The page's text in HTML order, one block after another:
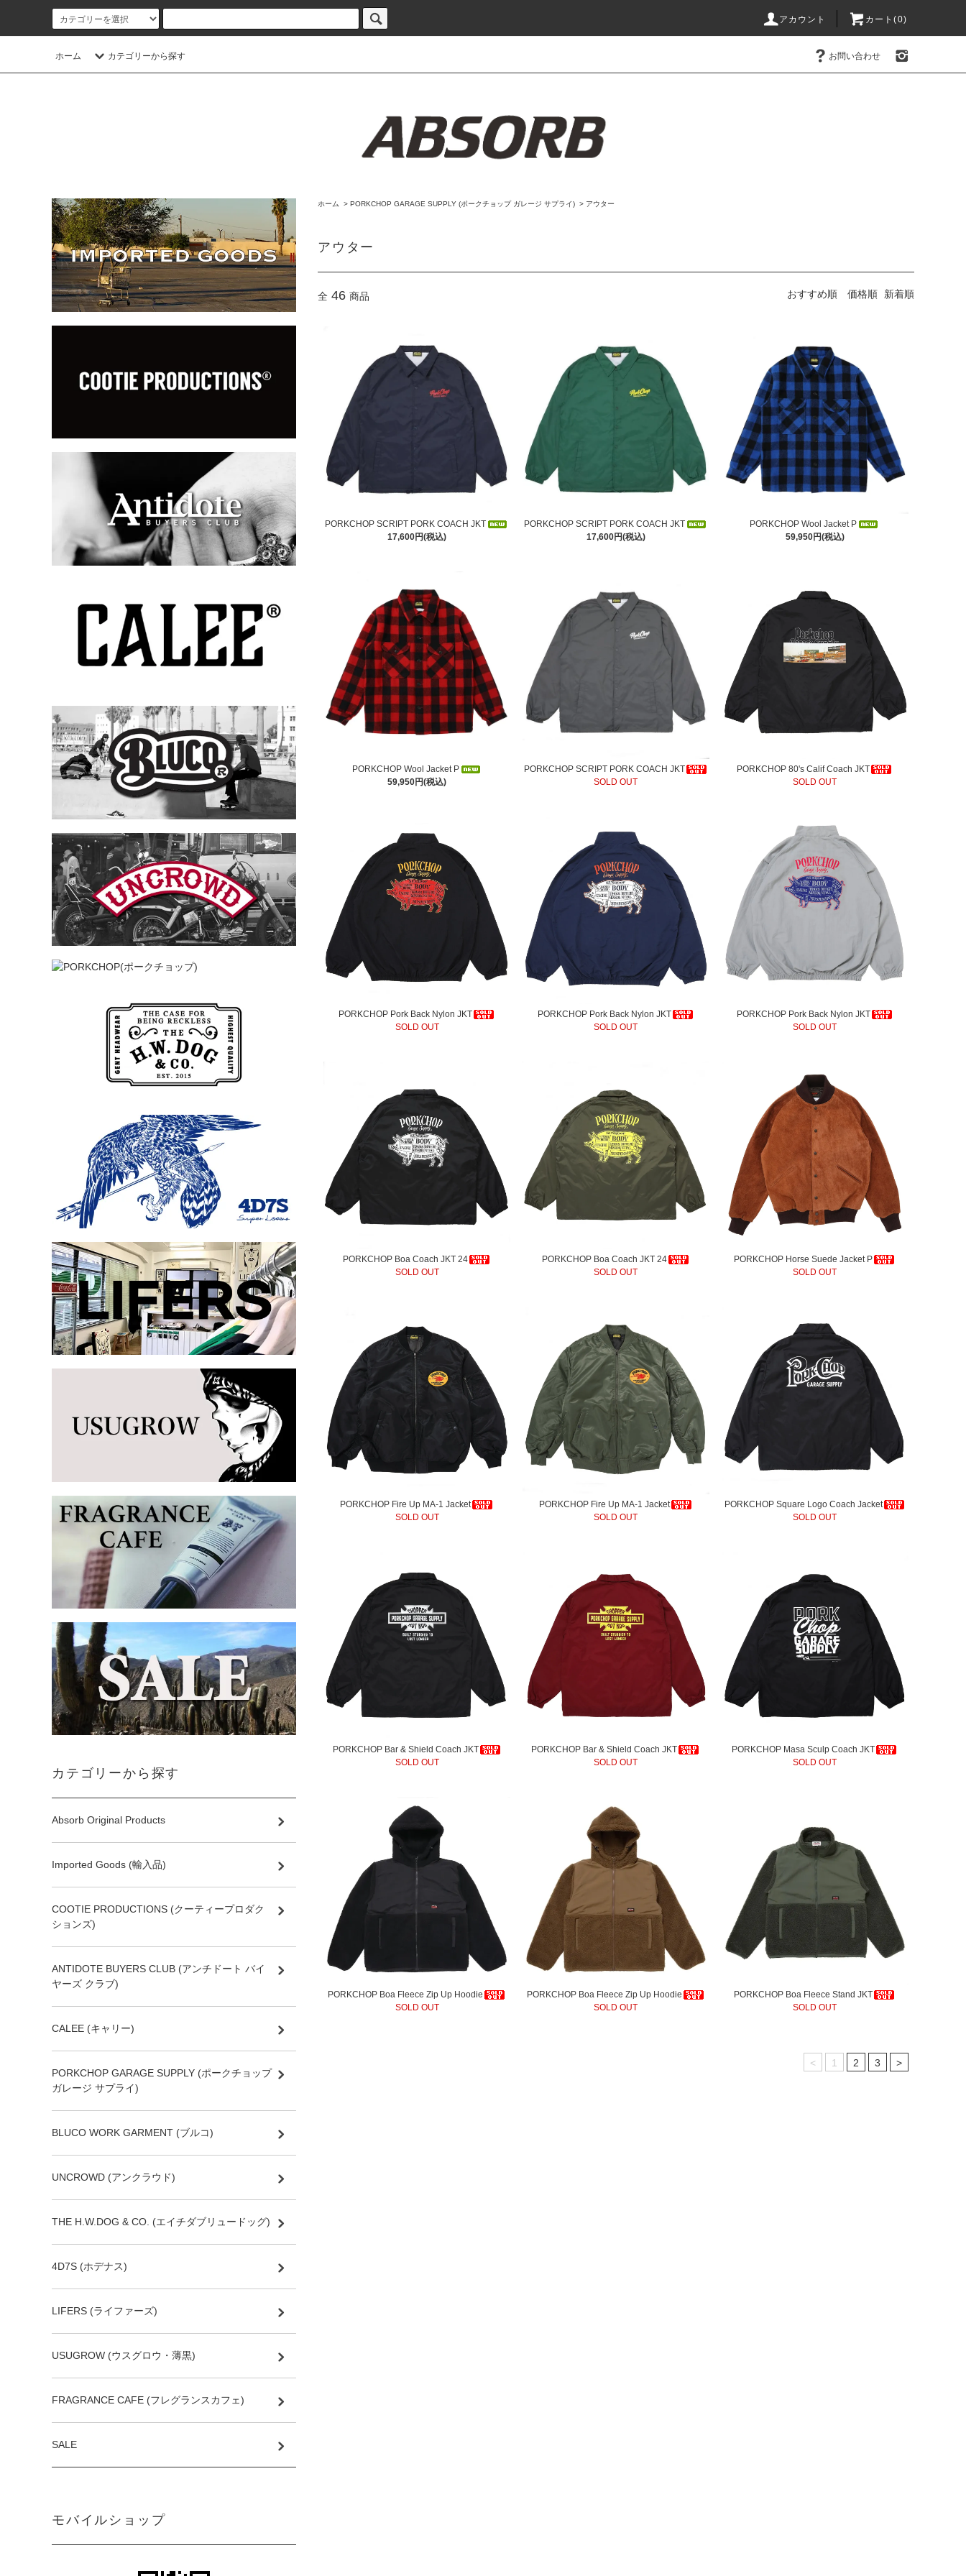
アカウント カート(0)
ホーム カテゴリーから探す お問い合わせ
ホーム > PORKCHOP GARAGE SUPPLY (ポークチョップ ガレージ サプライ) > アウター
アウター
全 46 商品 おすすめ順 価格順 新着順
PORKCHOP SCRIPT PORK COACH JKT
17,600円(税込)
PORKCHOP SCRIPT PORK COACH JKT
17,600円(税込)
PORKCHOP Wool Jacket P
59,950円(税込)
PORKCHOP Wool Jacket P
59,950円(税込)
PORKCHOP SCRIPT PORK COACH JKT
SOLD OUT
PORKCHOP 80's Calif Coach JKT
SOLD OUT
PORKCHOP Pork Back Nylon JKT
SOLD OUT
PORKCHOP Pork Back Nylon JKT
SOLD OUT
PORKCHOP Pork Back Nylon JKT
SOLD OUT
PORKCHOP Boa Coach JKT 24
SOLD OUT
PORKCHOP Boa Coach JKT 24
SOLD OUT
PORKCHOP Horse Suede Jacket P
SOLD OUT
PORKCHOP Fire Up MA-1 Jacket
SOLD OUT
PORKCHOP Fire Up MA-1 Jacket
SOLD OUT
PORKCHOP Square Logo Coach Jacket
SOLD OUT
PORKCHOP Bar & Shield Coach JKT
SOLD OUT
PORKCHOP Bar & Shield Coach JKT
SOLD OUT
PORKCHOP Masa Sculp Coach JKT
SOLD OUT
PORKCHOP Boa Fleece Zip Up Hoodie
SOLD OUT
PORKCHOP Boa Fleece Zip Up Hoodie
SOLD OUT
PORKCHOP Boa Fleece Stand JKT
SOLD OUT
< 1 2 3 >
カテゴリーから探す
Absorb Original Products
Imported Goods (輸入品)
COOTIE PRODUCTIONS (クーティープロダク
ションズ)
ANTIDOTE BUYERS CLUB (アンチドート バイ
ヤーズ クラブ)
CALEE (キャリー)
PORKCHOP GARAGE SUPPLY (ポークチョップ
ガレージ サプライ)
BLUCO WORK GARMENT (ブルコ)
UNCROWD (アンクラウド)
THE H.W.DOG & CO. (エイチダブリュードッグ)
4D7S (ホデナス)
LIFERS (ライファーズ)
USUGROW (ウスグロウ・薄黒)
FRAGRANCE CAFE (フレグランスカフェ)
SALE
モバイルショップ